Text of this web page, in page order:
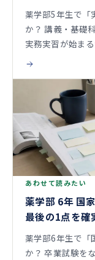
薬学部5年生で「
か？ 講義・基礎
実務実習が始ま
あわせて読みたい
薬学部 6年 国
最後の1点を確
薬学部6年生で「
か？ 卒業試験を